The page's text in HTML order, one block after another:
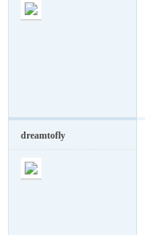
dreamtofly